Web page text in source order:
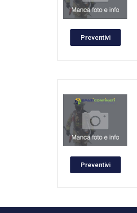
Preventivi
Preventivi